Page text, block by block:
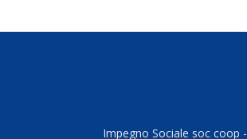
Impegno Sociale soc coop